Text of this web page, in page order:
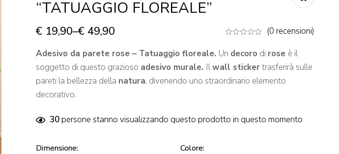
“TATUAGGIO FLOREALE”
€ 19,90–€ 49,90
(0 recensioni)
Adesivo da parete rose – Tatuaggio floreale. Un decoro di rose è il
soggetto di questo grazioso adesivo murale. Ilwall stickertrasferirà sulle
pareti la bellezza della natura, divenendo uno straordinario elemento
decorativo.
30persone stanno visualizzando questo prodotto in questo momento
Dimensione: Colore: